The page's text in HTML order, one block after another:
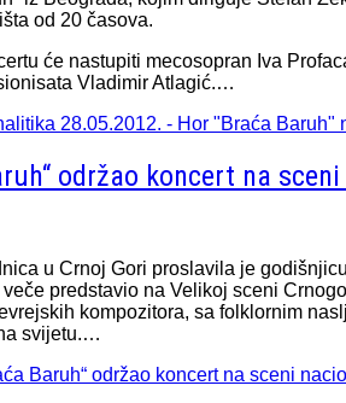
od 20 časova.
će nastupiti mecosopran Iva
Vladimir Atlagić.…
28.05.2012. - Hor "Braća Baruh"
održao koncert na
u Crnoj Gori proslavila je
predstavio na Velikoj sceni
kompozitora, sa folklornim
svijetu.…
Baruh“ održao koncert na sceni